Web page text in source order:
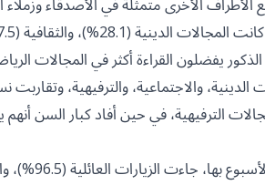
الأخرى متمثلة في الأصدقاء وزملاء
يفضلون القراءة أكثر في المجالات
والاجتماعية، والترفيهية، وتقاربت
الترفيهية، في حين أفاد كبار السن